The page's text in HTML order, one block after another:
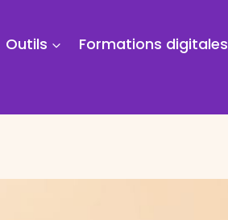
Outils Formations digitales